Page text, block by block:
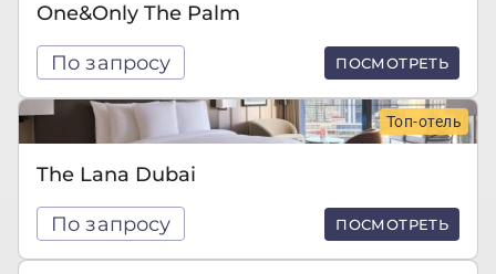
One&Only The Palm
По запросу ПОСМОТРЕТЬ
Топ-отель
The Lana Dubai
По запросу ПОСМОТРЕТЬ